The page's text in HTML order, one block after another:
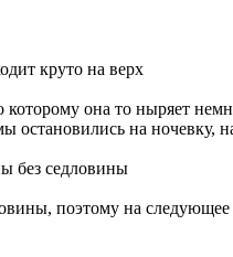
круто на верх
она то ныряет
остановились на ночевку,
без седловины
поэтому на